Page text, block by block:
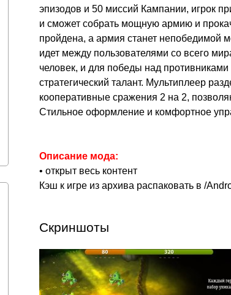
эпизодов и 50 миссий Кампании, игрок
и сможет собрать мощную армию и
пройдена, а армия станет непобедимой
идет между пользователями со всего
человек, и для победы над
стратегический талант. Мультиплеер
кооперативные сражения 2 на 2,
Стильное оформление и комфортное
Описание мода:
• открыт весь контент
Кэш к игре из архива распаковать в /
Скриншоты